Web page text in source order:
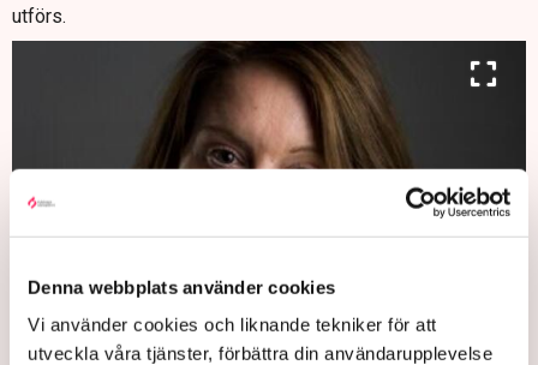
Denna webbplats använder cookies
Vi använder cookies och liknande tekniker för att
utveckla våra tjänster, förbättra din användarupplevelse
utförs.
”Att vi väljer att granska Samhall har olika bevekelsegrunder men